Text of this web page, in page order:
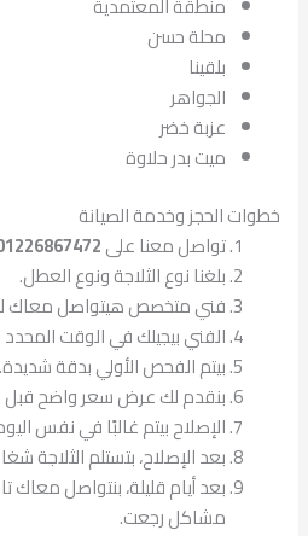
محلة حسن
بلقينا
الجواهر
عزبة خضر
ميت بدر حلاوة
خطوات الحجز وخدمة الصيانة
تواصل معنا على
بلغنا نوع الثلاجة ونوع العطل.
فني متخصص هيتواصل معاك
الفني بيجيلك في الوقت
بيتم الفحص الأولي بدقة شديدة.
بنقدم لك عرض سعر واضح قبل
الإصلاح بيتم غالبًا في نفس
بعد الإصلاح، بتستلم
بعد أيام قليلة، بنتواصل
مشاكل رجعت.